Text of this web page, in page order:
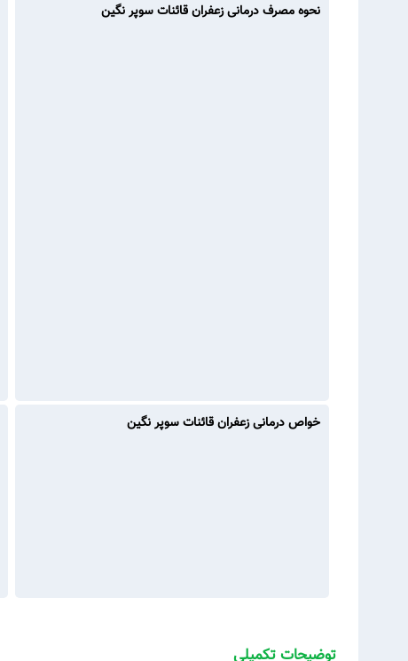
نحوه مصرف درمانی زعفران قائنات سوپر نگین
خواص درمانی زعفران قائنات سوپر نگین
توضیحات تکمیلی